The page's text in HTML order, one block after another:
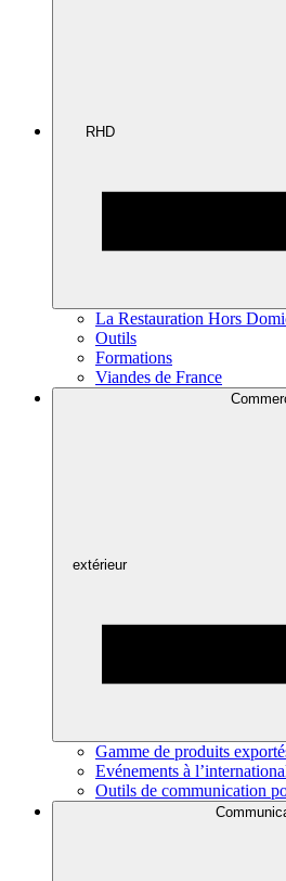
RHD
La Restauration Hors
Outils
Formations
Viandes de France
extérieur
Gamme de produits
Evénements à
Outils de communication